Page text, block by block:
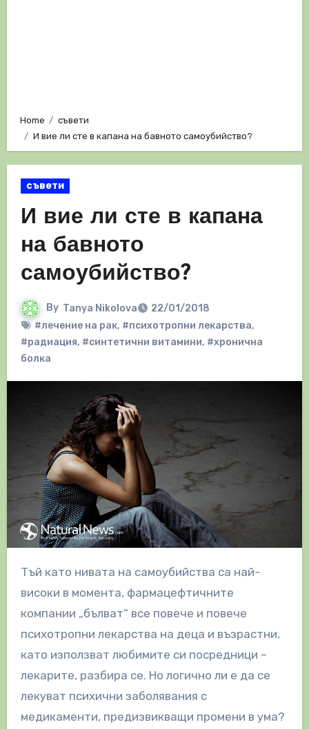
Home
съвети
И вие ли сте в капана на бавното самоубийство?
съвети
И вие ли сте в капана
на бавното
самоубийство?
By Tanya Nikolova
22/01/2018
#лечение на рак, #психотропни лекарства,
#радиация, #синтетични витамини, #хронична
болка
Тъй като нивата на самоубийства са най-
високи в момента, фармацефтичните
компании „бълват“ все повече и повече
психотропни лекарства на деца и възрастни,
като използват любимите си посредници –
лекарите, разбира се. Но логично ли е да се
лекуват психични заболявания с
медикаменти, предизвикващи промени в ума?